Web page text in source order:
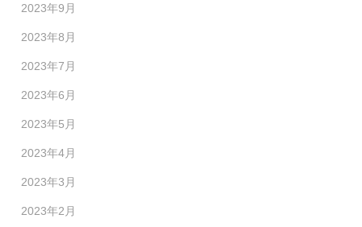
2023年9月
2023年8月
2023年7月
2023年6月
2023年5月
2023年4月
2023年3月
2023年2月